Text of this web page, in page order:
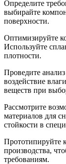
Определите
выбирайте
поверхности.
Оптимизируйте
Используйте
плотности.
Проведите
воздействие
веществ при
Рассмотрите
материалов для
стойкости в
Прототипируйте
производства,
требованиям.